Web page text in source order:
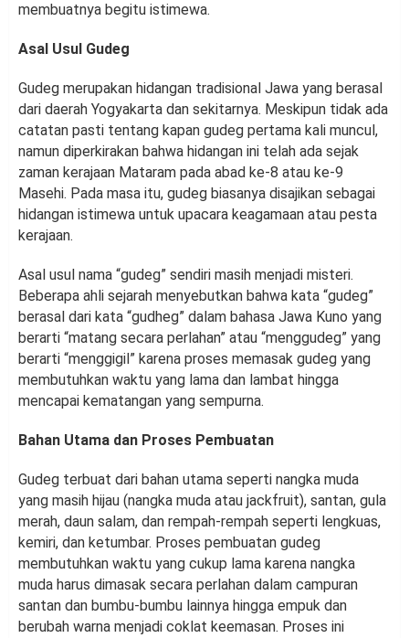
membuatnya begitu istimewa.
Asal Usul Gudeg
Gudeg merupakan hidangan tradisional Jawa yang berasal
dari daerah Yogyakarta dan sekitarnya. Meskipun tidak ada
catatan pasti tentang kapan gudeg pertama kali muncul,
namun diperkirakan bahwa hidangan ini telah ada sejak
zaman kerajaan Mataram pada abad ke-8 atau ke-9
Masehi. Pada masa itu, gudeg biasanya disajikan sebagai
hidangan istimewa untuk upacara keagamaan atau pesta
kerajaan.
Asal usul nama “gudeg” sendiri masih menjadi misteri.
Beberapa ahli sejarah menyebutkan bahwa kata “gudeg”
berasal dari kata “gudheg” dalam bahasa Jawa Kuno yang
berarti “matang secara perlahan” atau “menggudeg” yang
berarti “menggigil” karena proses memasak gudeg yang
membutuhkan waktu yang lama dan lambat hingga
mencapai kematangan yang sempurna.
Bahan Utama dan Proses Pembuatan
Gudeg terbuat dari bahan utama seperti nangka muda
yang masih hijau (nangka muda atau jackfruit), santan, gula
merah, daun salam, dan rempah-rempah seperti lengkuas,
kemiri, dan ketumbar. Proses pembuatan gudeg
membutuhkan waktu yang cukup lama karena nangka
muda harus dimasak secara perlahan dalam campuran
santan dan bumbu-bumbu lainnya hingga empuk dan
berubah warna menjadi coklat keemasan. Proses ini